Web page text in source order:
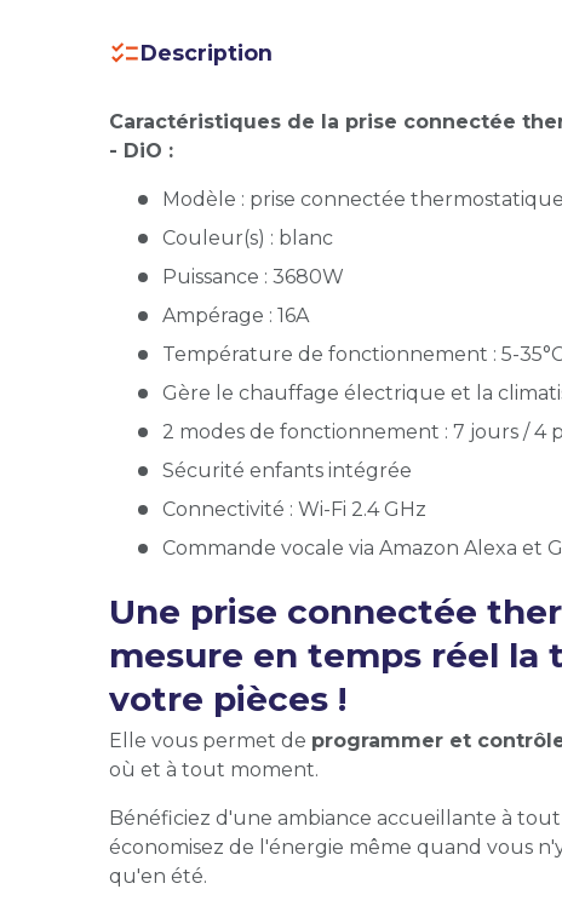
Description
Caractéristiques de la prise connectée
- DiO :
Modèle : prise connectée thermostatique
Couleur(s) : blanc
Puissance : 3680W
Ampérage : 16A
Température de fonctionnement : 5-
Gère le chauffage électrique et la
2 modes de fonctionnement : 7 jours / 4
Sécurité enfants intégrée
Connectivité : Wi-Fi 2.4 GHz
Commande vocale via Amazon Alexa et
Une prise connectée
mesure en temps réel la
votre pièces !
Elle vous permet de programmer et
où et à tout moment.
Bénéficiez d'une ambiance accueillante à
économisez de l'énergie même quand vous
qu'en été.